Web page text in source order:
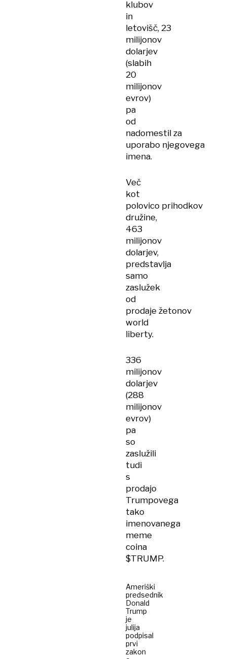
klubov
in
letovišč, 23
milijonov
dolarjev
(slabih
20
milijonov
evrov)
pa
od
nadomestil za
uporabo njegovega
imena.
Več
kot
polovico prihodkov
družine,
463
milijonov
dolarjev,
predstavlja
samo
zaslužek
od
prodaje žetonov
world
liberty.
336
milijonov
dolarjev
(288
milijonov
evrov)
pa
so
zaslužili
tudi
s
prodajo
Trumpovega
tako
imenovanega
meme
coina
$TRUMP.
Ameriški
predsednik
Donald
Trump
je
julija
podpisal
prvi
zakon